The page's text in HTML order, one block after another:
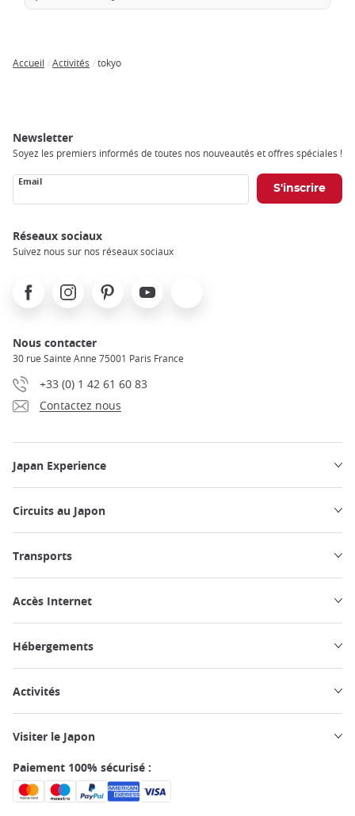
Accueil Activités tokyo
Newsletter
Soyez les premiers informés de toutes nos nouveautés et offres spéciales !
Email
Réseaux sociaux
Suivez nous sur nos réseaux sociaux
FacebookInstagramPinterest Youtube
Nous contacter
30 rue Sainte Anne 75001 Paris France
+33 (0) 1 42 61 60 83
Contactez nous
Japan Experience
Circuits au Japon
Transports
Accès Internet
Hébergements
Activités
Visiter le Japon
Paiement 100% sécurisé :